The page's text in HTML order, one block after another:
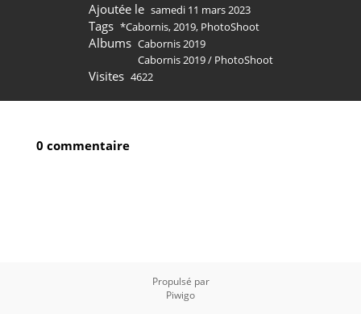
Ajoutée le samedi 11 mars 2023
Tags *Cabornis,2019, PhotoShoot
Albums Cabornis 2019
Cabornis 2019/ PhotoShoot
Visites 4622
0 commentaire
Propulsé par
Piwigo